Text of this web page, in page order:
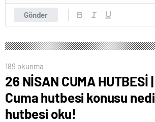
Gönder
189 okunma
26 NİSAN CUMA
Cuma hutbesi konusu
hutbesi oku!